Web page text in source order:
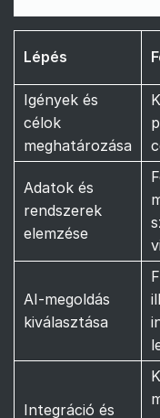
Lépés
Igények és
célok
meghatározása
Adatok és
rendszerek
elemzése
AI-megoldás
kiválasztása
Integráció és